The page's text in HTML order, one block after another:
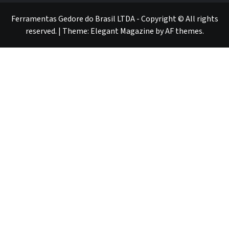
Ferramentas Gedore do Brasil LTDA - Copyright © All rights
reserved. | Theme: Elegant Magazine byAF themes.